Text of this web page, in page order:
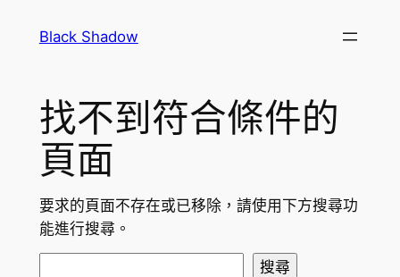
Black Shadow
找不到符合條件的
頁面
要求的頁面不存在或已移除，請使用下方搜尋功
能進行搜尋。
搜尋